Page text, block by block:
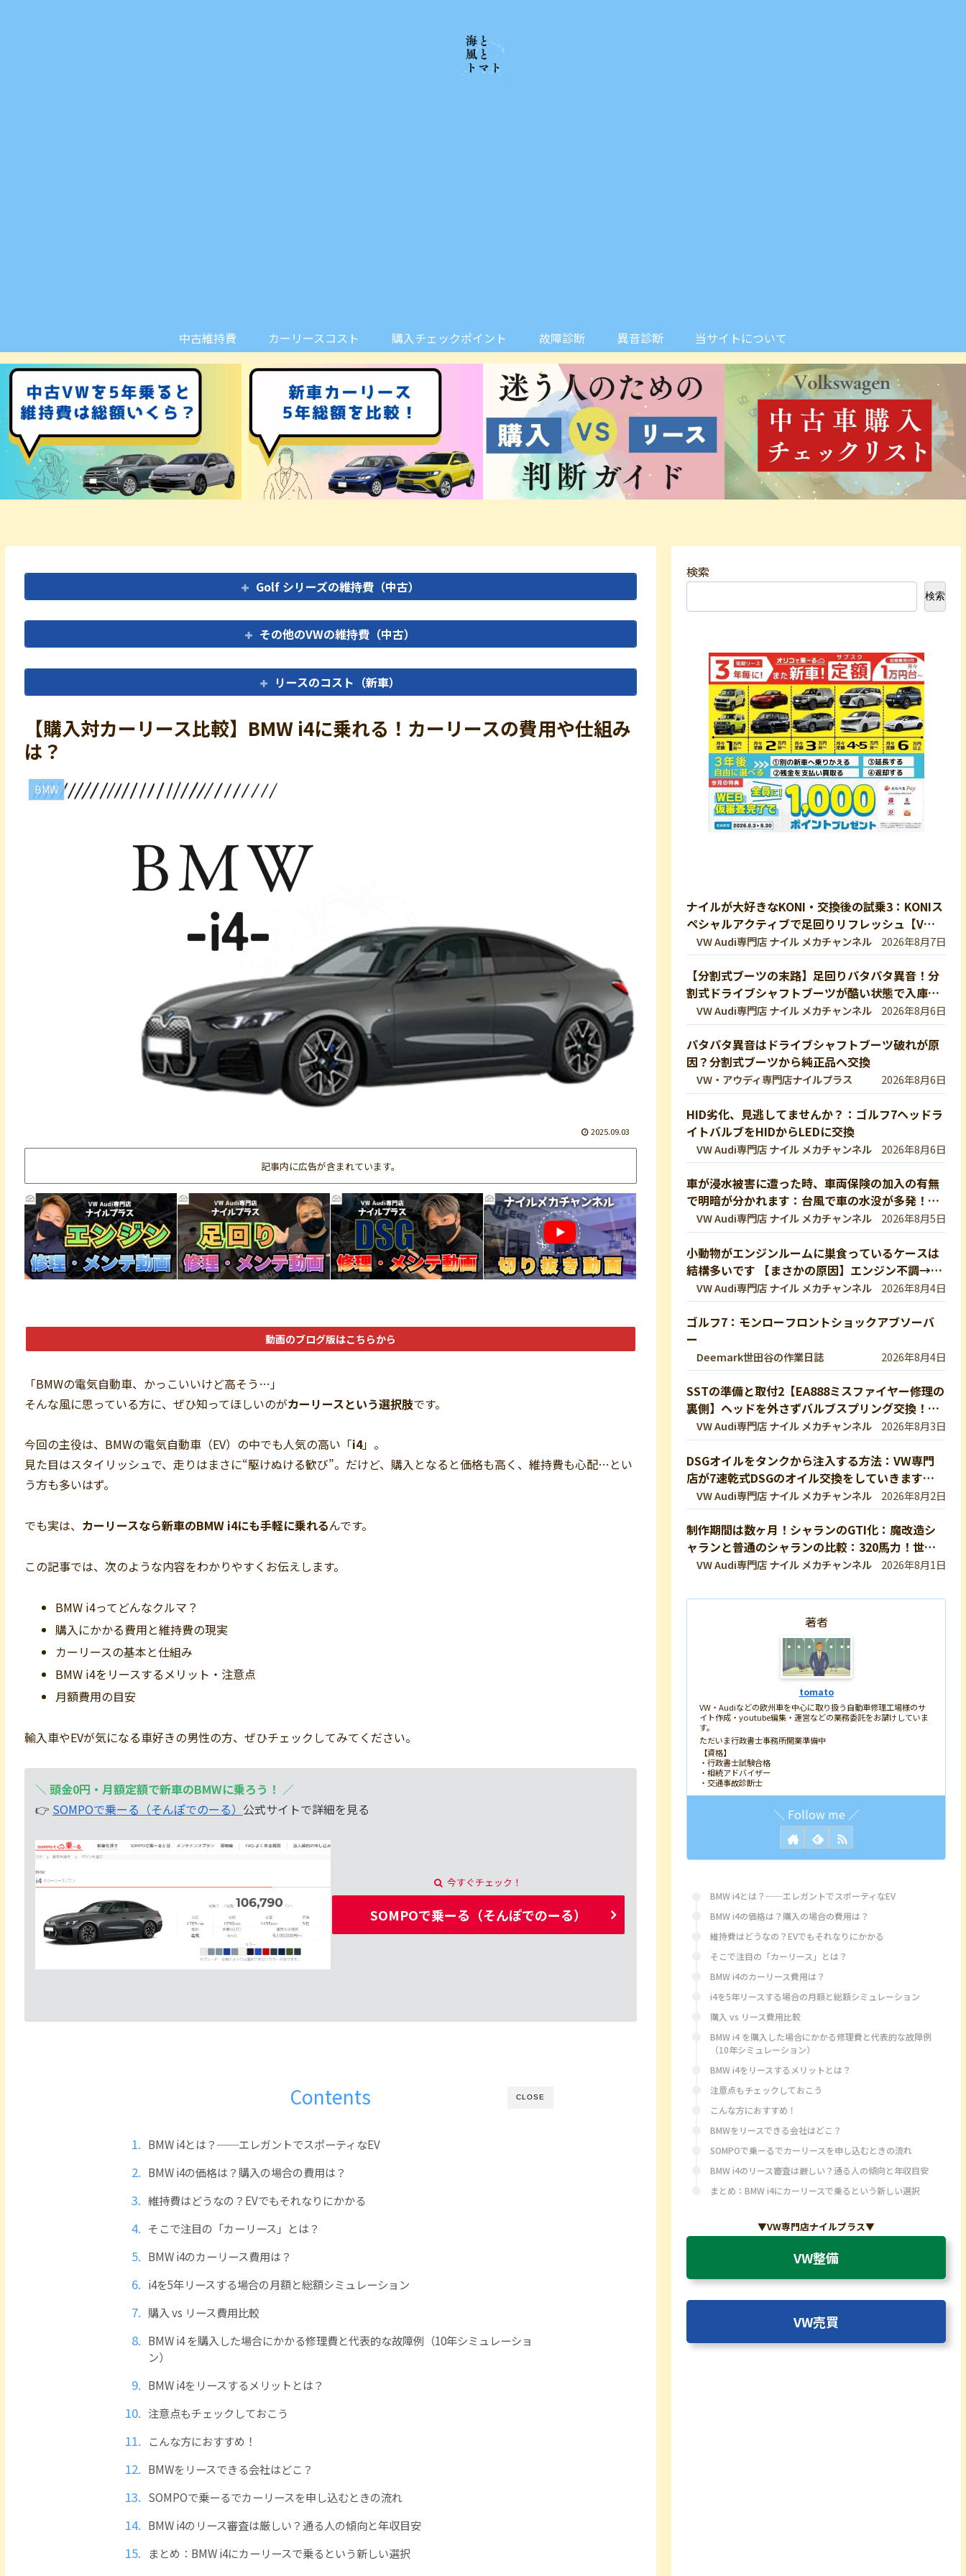
中古維持費 カーリースコスト 購入チェックポイント 故障診断 異音診断 当サイトについて
Golf シリーズの維持費（中古）
その他のVWの維持費（中古）
リースのコスト（新車）
【購入対カーリース比較】BMW i4に乗れる！カーリースの費用や仕組み
は？
BMW
2025.09.03
記事内に広告が含まれています。
動画のブログ版はこちらから
「BMWの電気自動車、かっこいいけど高そう…」
そんな風に思っている方に、ぜひ知ってほしいのがカーリースという選択肢です。
今回の主役は、BMWの電気自動車（EV）の中でも人気の高い「i4」。
見た目はスタイリッシュで、走りはまさに“駆けぬける歓び”。だけど、購入となると価格も高く、維持費も心配…とい
う方も多いはず。
でも実は、 カーリースなら新車のBMW i4にも手軽に乗れるんです。
この記事では、次のような内容をわかりやすくお伝えします。
BMW i4ってどんなクルマ？
購入にかかる費用と維持費の現実
カーリースの基本と仕組み
BMW i4をリースするメリット・注意点
月額費用の目安
輸入車やEVが気になる車好きの男性の方、ぜひチェックしてみてください。
＼ 頭金0円・月額定額で新車のBMWに乗ろう！ ／
👉 SOMPOで乗ーる（そんぽでのーる） 公式サイトで詳細を見る
今すぐチェック！
SOMPOで乗ーる（そんぽでのーる）
CLOSE
Contents
BMW i4とは？──エレガントでスポーティなEV
BMW i4の価格は？購入の場合の費用は？
維持費はどうなの？EVでもそれなりにかかる
そこで注目の「カーリース」とは？
BMW i4のカーリース費用は？
i4を5年リースする場合の月額と総額シミュレーション
購入 vs リース費用比較
BMW i4 を購入した場合にかかる修理費と代表的な故障例（10年シミュレーショ
ン）
BMW i4をリースするメリットとは？
注意点もチェックしておこう
こんな方におすすめ！
BMWをリースできる会社はどこ？
SOMPOで乗ーるでカーリースを申し込むときの流れ
BMW i4のリース審査は厳しい？通る人の傾向と年収目安
まとめ：BMW i4にカーリースで乗るという新しい選択
検索
検索
ナイルが大好きなKONI・交換後の試乗3：KONIス
ペシャルアクティブで足回りリフレッシュ【VW
修理・メンテ】
VW Audi専門店 ナイル メカチャンネル 2026年8月7日
【分割式ブーツの末路】足回りパタパタ異音！分
割式ドライブシャフトブーツが酷い状態で入庫し
ました！純正ブーツに交換修理します【VW 9Nポ
ロ】
VW Audi専門店 ナイル メカチャンネル 2026年8月6日
パタパタ異音はドライブシャフトブーツ破れが原
因？分割式ブーツから純正品へ交換
VW・アウディ専門店ナイルプラス 2026年8月6日
HID劣化、見逃してませんか？：ゴルフ7ヘッドラ
イトバルブをHIDからLEDに交換
VW Audi専門店 ナイル メカチャンネル 2026年8月6日
車が浸水被害に遭った時、車両保険の加入の有無
で明暗が分かれます：台風で車の水没が多発！冠
水車の見分け方や注意ポイントをVW専門店が解
説していきます！【VW修理】
VW Audi専門店 ナイル メカチャンネル 2026年8月5日
小動物がエンジンルームに巣食っているケースは
結構多いです 【まさかの原因】エンジン不調→開
けたら小動物の巣だった… 【VW修理】
VW Audi専門店 ナイル メカチャンネル 2026年8月4日
ゴルフ7：モンローフロントショックアブソーバ
ー
Deemark世田谷の作業日誌 2026年8月4日
SSTの準備と取付2【EA888ミスファイヤー修理の
裏側】ヘッドを外さずバルブスプリング交換！特
殊工具で行う実作業を完全公開 【VW修理】
VW Audi専門店 ナイル メカチャンネル 2026年8月3日
DSGオイルをタンクから注入する方法：VW専門
店が7速乾式DSGのオイル交換をしていきます！
DQ200【VW修理】
VW Audi専門店 ナイル メカチャンネル 2026年8月2日
制作期間は数ヶ月！シャランのGTI化：魔改造シ
ャランと普通のシャランの比較：320馬力！世界
最速のシャランをVW専門店が生み出したので紹
VW Audi専門店 ナイル メカチャンネル 2026年8月1日
著者
tomato
VW・Audiなどの欧州車を中心に取り扱う自動車修理工場様のサ
イト作成・youtube編集・運営などの業務委託をお請けしていま
す。
ただいま行政書士事務所開業準備中
【資格】
・行政書士試験合格
・相続アドバイザー
・交通事故診断士
BMW i4とは？──エレガントでスポーティなEV
BMW i4の価格は？購入の場合の費用は？
維持費はどうなの？EVでもそれなりにかかる
そこで注目の「カーリース」とは？
BMW i4のカーリース費用は？
i4を5年リースする場合の月額と総額シミュレーション
購入 vs リース費用比較
BMW i4 を購入した場合にかかる修理費と代表的な故障例
（10年シミュレーション）
BMW i4をリースするメリットとは？
注意点もチェックしておこう
こんな方におすすめ！
BMWをリースできる会社はどこ？
SOMPOで乗ーるでカーリースを申し込むときの流れ
BMW i4のリース審査は厳しい？通る人の傾向と年収目安
まとめ：BMW i4にカーリースで乗るという新しい選択
▼VW専門店ナイルプラス▼
VW整備
VW売買